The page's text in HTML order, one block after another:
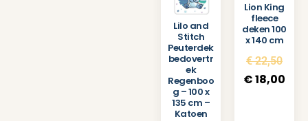
Lilo and
Stitch
Peuterdek
bedovertr
ek
Regenboo
g – 100 x
135 cm –
Katoen
Lion King
fleece
deken 100
x 140 cm
€22,50
€18,00